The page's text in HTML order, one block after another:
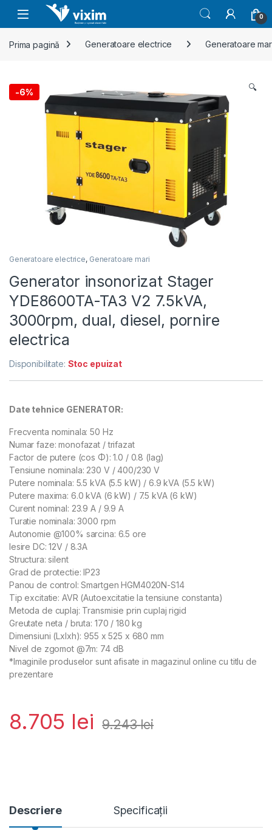
Skip to navigation
Skip to content
0
Prima pagină Generatoare electrice Generatoare
-6% 🔍
Generatoare electrice, Generatoare mari
Generator insonorizat Stager
YDE8600TA-TA3 V2 7.5kVA,
3000rpm, dual, diesel, pornire
electrica
Disponibilitate: Stoc epuizat
Date tehnice GENERATOR:
Frecventa nominala: 50 Hz
Numar faze: monofazat / trifazat
Factor de putere (cos Φ): 1.0 / 0.8 (lag)
Tensiune nominala: 230 V / 400/230 V
Putere nominala: 5.5 kVA (5.5 kW) / 6.9 kVA (5.5 kW)
Putere maxima: 6.0 kVA (6 kW) / 7.5 kVA (6 kW)
Curent nominal: 23.9 A / 9.9 A
Turatie nominala: 3000 rpm
Autonomie @100% sarcina: 6.5 ore
Iesire DC: 12V / 8.3A
Structura: silent
Grad de protectie: IP23
Panou de control: Smartgen HGM4020N-S14
Tip excitatie: AVR (Autoexcitatie la tensiune constanta)
Metoda de cuplaj: Transmisie prin cuplaj rigid
Greutate neta / bruta: 170 / 180 kg
Dimensiuni (Lxlxh): 955 x 525 x 680 mm
Nivel de zgomot @7m: 74 dB
*Imaginile produselor sunt afisate in magazinul online cu titlu de
prezentare
8.705 lei 9.243lei
Descriere Specificații